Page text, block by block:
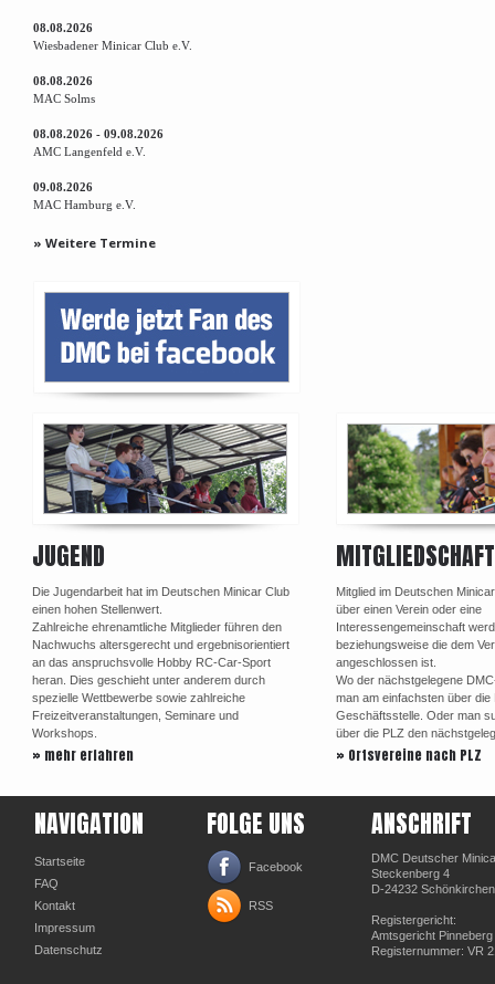
08.08.2026
Wiesbadener Minicar Club e.V.
08.08.2026
MAC Solms
08.08.2026 - 09.08.2026
AMC Langenfeld e.V.
09.08.2026
MAC Hamburg e.V.
» Weitere Termine
JUGEND
Die Jugendarbeit hat im Deutschen Minicar Club
einen hohen Stellenwert.
Zahlreiche ehrenamtliche Mitglieder führen den
Nachwuchs altersgerecht und ergebnisorientiert
an das anspruchsvolle Hobby RC-Car-Sport
heran. Dies geschieht unter anderem durch
spezielle Wettbewerbe sowie zahlreiche
Freizeitveranstaltungen, Seminare und
Workshops.
» mehr erfahren
MITGLIEDSCHAFT
Mitglied im Deutschen
über einen Verein oder eine
Interessengemeinschaft
beziehungsweise die dem
angeschlossen ist.
Wo der nächstgelegene
man am einfachsten über die
Geschäftsstelle. Oder man
über die PLZ den
» Ortsvereine nach PLZ
NAVIGATION
Startseite
FAQ
Kontakt
Impressum
Datenschutz
FOLGE UNS
Facebook
RSS
ANSCHRIFT
DMC Deutscher
Steckenberg 4
D-24232 Schönkirchen
Registergericht:
Amtsgericht Pinneberg
Registernummer: VR